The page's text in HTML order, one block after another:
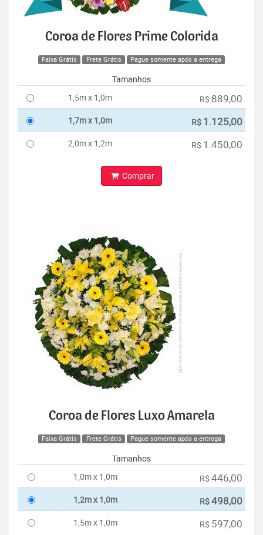
Coroa de Flores Prime Colorida
Faixa Grátis Frete Grátis Pague somente após a entrega
Tamanhos
1,5m x 1,0m
R$ 889,00
1,7m x 1,0m R$ 1.125,00
2,0m x 1,2m R$ 1.450,00
Comprar
Coroa de Flores Luxo Amarela
Faixa Grátis Frete Grátis Pague somente após a entrega
Tamanhos
1,0m x 1,0m
R$ 446,00
1,2m x 1,0m R$498,00
1,5m x 1,0m R$ 597,00